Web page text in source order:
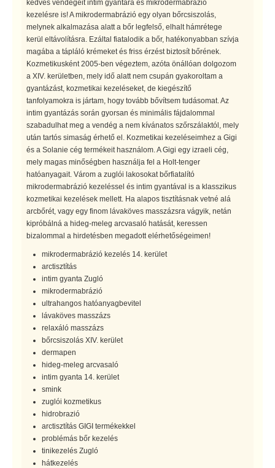
kedves vendégeit intim gyantára és mikrodermabrázió
kezelésre is! A mikrodermabrázió egy olyan bőrcsiszolás,
melynek alkalmazása alatt a bőr legfelső, elhalt hámrétege
kerül eltávolításra. Ezáltal fiatalodik a bőr, hatékonyabban szívja
magába a tápláló krémeket és friss érzést biztosít bőrének.
Kozmetikusként 2005-ben végeztem, azóta önállóan dolgozom
a XIV. kerületben, mely idő alatt nem csupán gyakoroltam a
gyantázást, kozmetikai kezeléseket, de kiegészítő
tanfolyamokra is jártam, hogy tovább bővítsem tudásomat. Az
intim gyantázás során gyorsan és minimális fájdalommal
szabadulhat meg a vendég a nem kívánatos szőrszálaktól, mely
után tartós simaság érhető el. Kozmetikai kezeléseimhez a Gigi
és a Solanie cég termékeit használom. A Gigi egy izraeli cég,
mely magas minőségben használja fel a Holt-tenger
hatóanyagait. Várom a zuglói lakosokat bőrfiatalító
mikrodermabrázió kezeléssel és intim gyantával is a klasszikus
kozmetikai kezelések mellett. Ha alapos tisztításnak vetné alá
arcbőrét, vagy egy finom lávaköves masszázsra vágyik, netán
kipróbálná a hideg-meleg arcvasaló hatását, keressen
bizalommal a hirdetésben megadott elérhetőségeimen!
mikrodermabrázió kezelés 14. kerület
arctisztítás
intim gyanta Zugló
mikrodermabrázió
ultrahangos hatóanyagbevitel
lávaköves masszázs
relaxáló masszázs
bőrcsiszolás XIV. kerület
dermapen
hideg-meleg arcvasaló
intim gyanta 14. kerület
smink
zuglói kozmetikus
hidrobrazió
arctisztítás GIGI termékekkel
problémás bőr kezelés
tinikezelés Zugló
hátkezelés